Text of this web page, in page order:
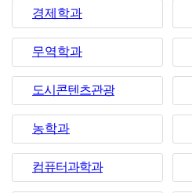
경제학과
무역학과
도시콘텐츠관광
농학과
컴퓨터과학과